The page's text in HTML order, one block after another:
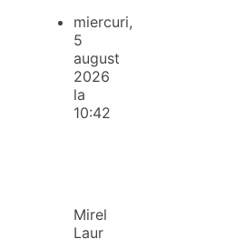
miercuri,
5
august
2026
la
10:42
Mirel
Laur